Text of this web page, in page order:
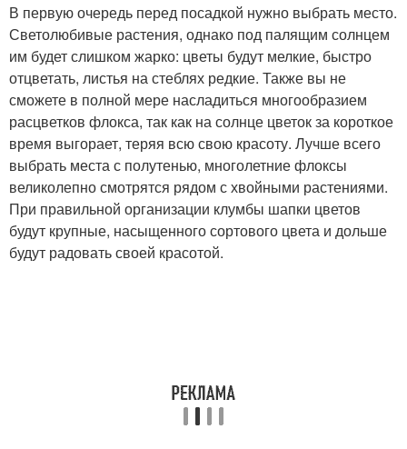
В первую очередь перед посадкой нужно выбрать место.
Светолюбивые растения, однако под палящим солнцем
им будет слишком жарко: цветы будут мелкие, быстро
отцветать, листья на стеблях редкие. Также вы не
сможете в полной мере насладиться многообразием
расцветков флокса, так как на солнце цветок за короткое
время выгорает, теряя всю свою красоту. Лучше всего
выбрать места с полутенью, многолетние флоксы
великолепно смотрятся рядом с хвойными растениями.
При правильной организации клумбы шапки цветов
будут крупные, насыщенного сортового цвета и дольше
будут радовать своей красотой.